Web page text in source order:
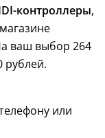
контроллеры,
ваш выбор 264
рублей.
или